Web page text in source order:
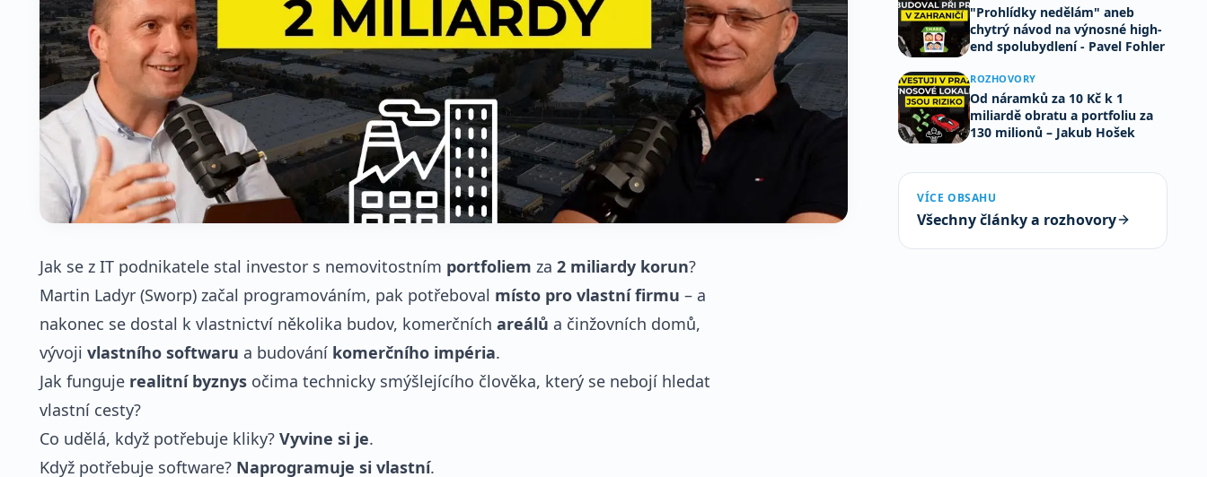
Jak se z IT podnikatele stal investor s nemovitostním portfoliem za 2 miliardy korun?
Martin Ladyr (Sworp) začal programováním, pak potřeboval místo pro vlastní firmu – a
nakonec se dostal k vlastnictví několika budov, komerčních areálů a činžovních domů,
vývoji vlastního softwaru a budování komerčního impéria.
Jak funguje realitní byznys očima technicky smýšlejícího člověka, který se nebojí hledat
vlastní cesty?
Co udělá, když potřebuje kliky? Vyvine si je.
Když potřebuje software? Naprogramuje si vlastní.
"Prohlídky nedělám" aneb
chytrý návod na výnosné high-
end spolubydlení - Pavel Fohler
ROZHOVORY
Od náramků za 10 Kč k 1
miliardě obratu a portfoliu za
130 milionů – Jakub Hošek
VÍCE OBSAHU
Všechny články a rozhovory